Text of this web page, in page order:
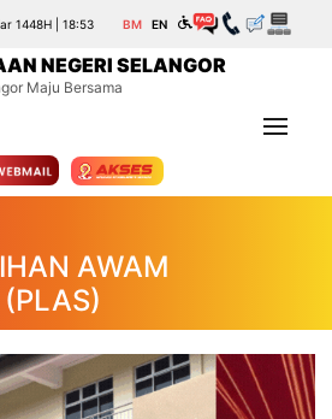
1448H | 18:53 BM EN
NEGERI SELANGOR
Maju Bersama
AWAM